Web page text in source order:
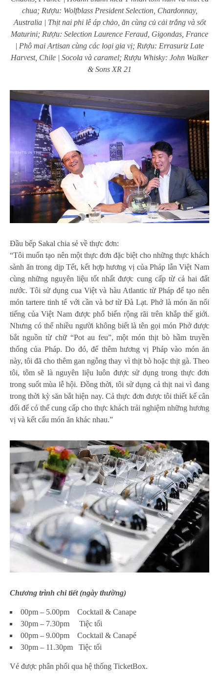
chua; Rượu: Wolfblass President Selection, Chardonnay,
Australia | Thịt nai phi lê áp chảo, ăn cùng củ cải trắng và sốt
Maturini; Rượu: Selection Laurence Feraud, Gigondas, France
| Phô mai Artisan cùng các loại gia vị; Rượu: Errasuriz Late
Harvest, Chile | Socola và caramel; Rượu Whisky: John Walker
& Sons XR 21
Đầu bếp Sakal chia sẻ về thực đơn:
“Tôi muốn tạo nên một thực đơn đặc biệt cho những thực khách
sành ăn trong dịp Tết, kết hợp hương vị của Pháp lẫn Việt Nam
cùng những nguyên liệu tốt nhất được cung cấp từ cả hai đất
nước. Tôi sử dụng cua Việt và hàu Atlantic từ Pháp để tạo nên
món tartere tinh tế với cần và bơ từ Đà Lạt. Phở là món ăn nổi
tiếng của Việt Nam được phổ biến rộng rãi trên khắp thế giới.
Nhưng có thể nhiều người không biết là tên gọi món Phở được
bắt nguồn từ chữ “Pot au feu”, một món thịt bò hầm truyền
thống của Pháp. Do đó, để thêm hương vị Pháp vào món ăn
này, tôi đã cho thêm gan ngỗng thay vì thịt bò hoặc thịt gà. Theo
tôi, tôm sẽ là nguyên liệu luôn được sử dụng trong thực đơn
trong suốt mùa lễ hội. Đồng thời, tôi sử dụng cả thịt nai vì đang
trong thời kỳ săn bắt hiện nay. Cả thực đơn được tôi thiết kế cân
đối để có thể cung cấp cho thực khách trải nghiệm những hương
vị và kết cấu món ăn khác nhau.”
Chương trình chi tiết (ngày thường)
00pm – 5.00pm Cocktail & Canape
30pm – 7.30pm Tiệc tối
00pm – 9.00pm Cocktail & Canapé
30pm – 11.30pm Tiệc tối
Vé được phân phối qua hệ thống TicketBox.